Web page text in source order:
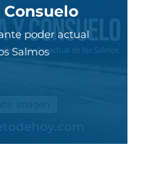
Consuelo
poder actual
Salmos